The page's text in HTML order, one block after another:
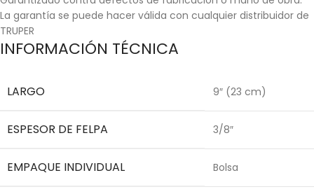
La garantía se puede hacer válida con cualquier distribuidor de
TRUPER
INFORMACIÓN TÉCNICA
LARGO 9″ (23 cm)
ESPESOR DE FELPA 3/8″
EMPAQUE INDIVIDUAL Bolsa